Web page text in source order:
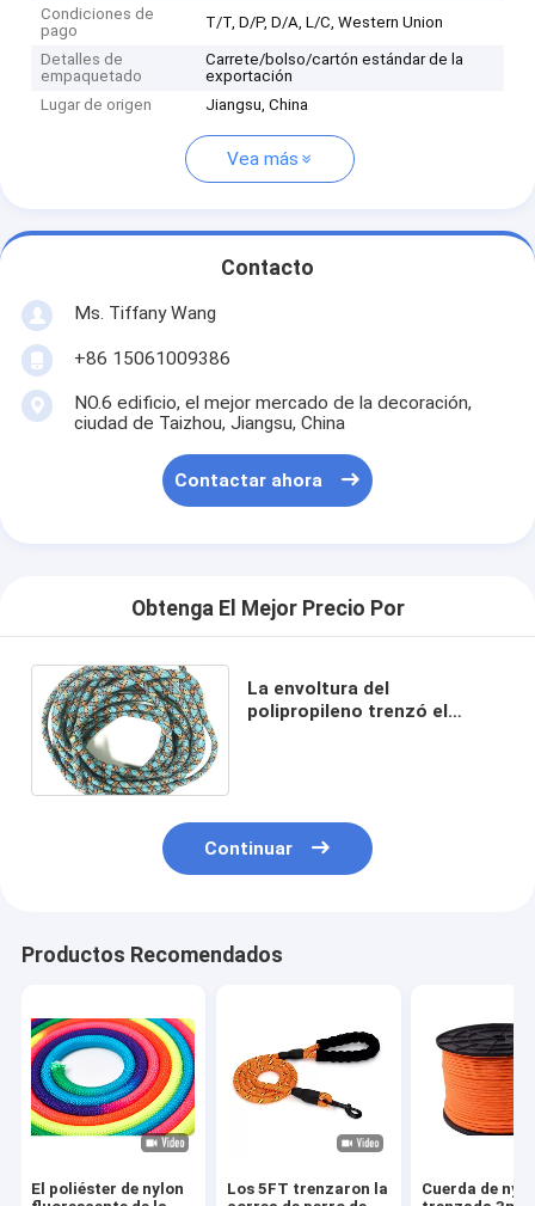
Condiciones de
pago
T/T, D/P, D/A, L/C, Western Union
Detalles de
empaquetado
Carrete/bolso/cartón estándar de la
exportación
Lugar de origen
Jiangsu, China
Vea más
Contacto
Ms. Tiffany Wang
+86 15061009386
NO.6 edificio, el mejor mercado de la decoración,
ciudad de Taizhou, Jiangsu, China
Contactar ahora
Obtenga El Mejor Precio Por
La envoltura del
polipropileno trenzó el
Continuar
Productos Recomendados
El poliéster de nylon
Los 5FT trenzaron la
Cuerda de